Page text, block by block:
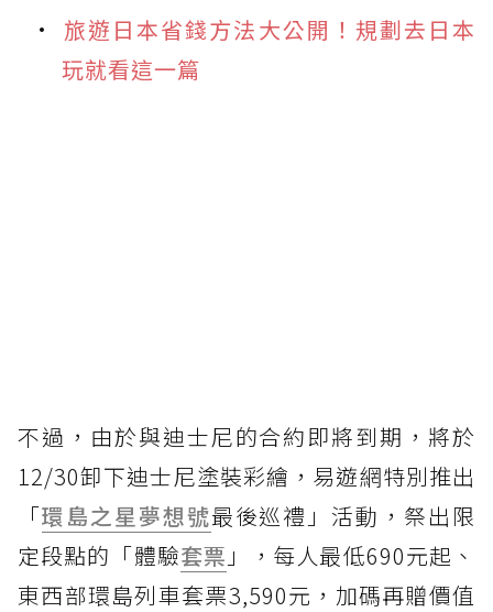
旅遊日本省錢方法大公開！規劃去日本
玩就看這一篇
不過，由於與迪士尼的合約即將到期，將於
12/30卸下迪士尼塗裝彩繪，易遊網特別推出
「環島之星夢想號最後巡禮」活動，祭出限
定段點的「體驗套票 」，每人最低690元起、
東西部環島列車套票3,590元，加碼再贈價值